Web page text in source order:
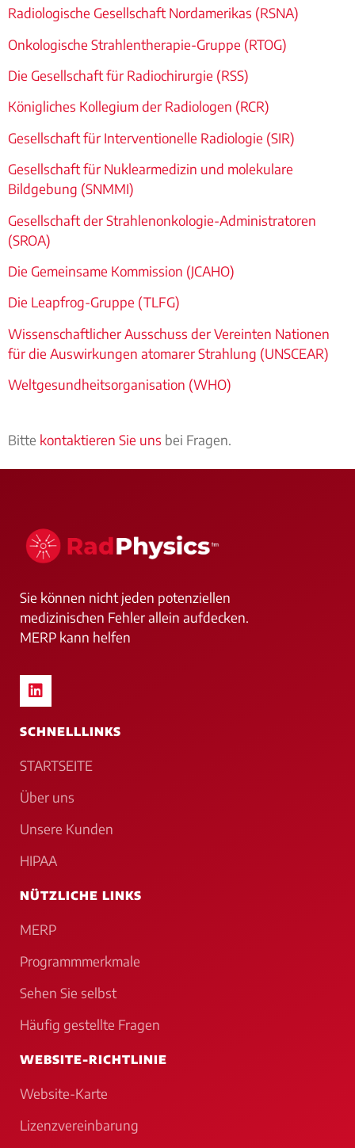
Radiologische Gesellschaft Nordamerikas (RSNA)
Onkologische Strahlentherapie-Gruppe (RTOG)
Die Gesellschaft für Radiochirurgie (RSS)
Königliches Kollegium der Radiologen (RCR)
Gesellschaft für Interventionelle Radiologie (SIR)
Gesellschaft für Nuklearmedizin und molekulare
Bildgebung (SNMMI)
Gesellschaft der Strahlenonkologie-Administratoren
(SROA)
Die Gemeinsame Kommission (JCAHO)
Die Leapfrog-Gruppe (TLFG)
Wissenschaftlicher Ausschuss der Vereinten Nationen
für die Auswirkungen atomarer Strahlung (UNSCEAR)
Weltgesundheitsorganisation (WHO)
Bitte kontaktieren Sie uns bei Fragen.
Sie können nicht jeden potenziellen
medizinischen Fehler allein aufdecken.
MERP kann helfen
SCHNELLLINKS
STARTSEITE
Über uns
Unsere Kunden
HIPAA
NÜTZLICHE LINKS
MERP
Programmmerkmale
Sehen Sie selbst
Häufig gestellte Fragen
WEBSITE-RICHTLINIE
Website-Karte
Lizenzvereinbarung